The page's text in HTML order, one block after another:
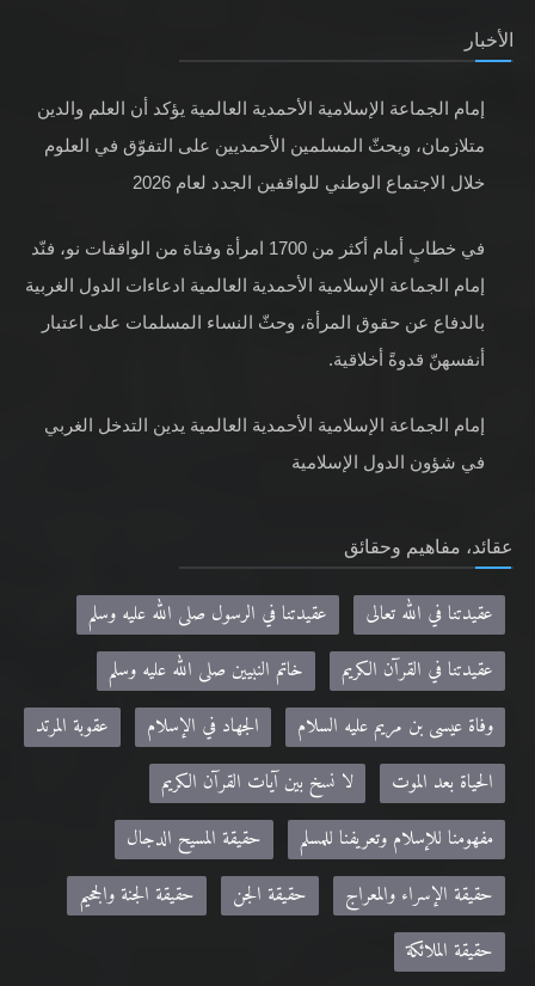
الأخبار
إمام الجماعة الإسلامية الأحمدية العالمية يؤكد أن العلم والدين
متلازمان، ويحثّ المسلمين الأحمديين على التفوّق في العلوم
خلال الاجتماع الوطني للواقفين الجدد لعام 2026
في خطابٍ أمام أكثر من 1700 امرأة وفتاة من الواقفات نو، فنّد
إمام الجماعة الإسلامية الأحمدية العالمية ادعاءات الدول الغربية
بالدفاع عن حقوق المرأة، وحثّ النساء المسلمات على اعتبار
أنفسهنّ قدوةً أخلاقية.
إمام الجماعة الإسلامية الأحمدية العالمية يدين التدخل الغربي
في شؤون الدول الإسلامية
عقائد، مفاهيم وحقائق
عقيدتنا في الله تعالى
عقيدتنا في الرسول صلى الله عليه وسلم
عقيدتنا في القرآن الكريم
خاتم النبيين صلى الله عليه وسلم
وفاة عيسى بن مريم عليه السلام
الجهاد في الإسلام
عقوبة المرتد
الحياة بعد الموت
لا نسخ بين آيات القرآن الكريم
مفهومنا للإسلام وتعريفنا للمسلم
حقيقة المسيح الدجال
حقيقة الإسراء والمعراج
حقيقة الجن
حقيقة الجنة والجحيم
حقيقة الملائكة